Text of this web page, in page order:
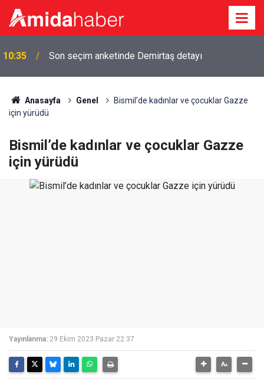
10:35 Son seçim anketinde Demirtaş detayı
Anasayfa Genel
Bismil’de kadınlar ve çocuklar Gazze
için yürüdü
Bismil’de kadınlar ve çocuklar Gazze
için yürüdü
Yayınlanma: 29 Ekim 2023 Pazar 22:37